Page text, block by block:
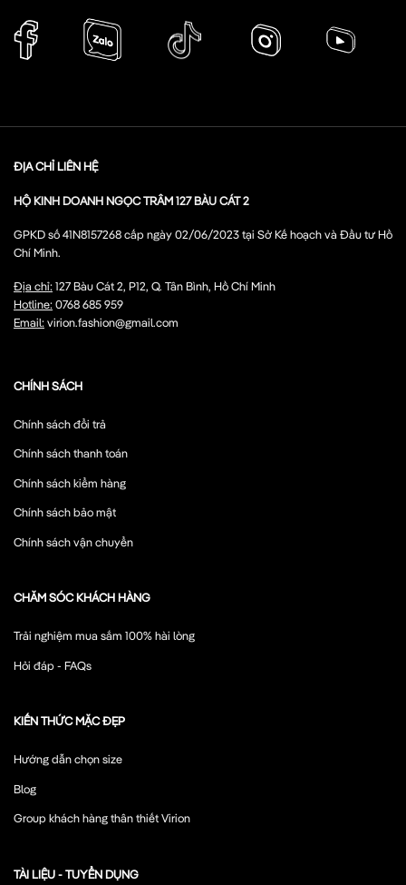
ĐỊA CHỈ LIÊN HỆ
HỘ KINH DOANH NGỌC TRÂM 127 BÀU CÁT 2
GPKD số 41N8157268 cấp ngày 02/06/2023 tại Sở Kế hoạch và Đầu tư Hồ
Chí Minh.
Địa chỉ:127 Bàu Cát 2, P12, Q. Tân Bình, Hồ Chí Minh
Hotline:0768 685 959
Email:virion.fashion@gmail.com
CHÍNH SÁCH
Chính sách đổi trả
Chính sách thanh toán
Chính sách kiểm hàng
Chính sách bảo mật
Chính sách vận chuyển
CHĂM SÓC KHÁCH HÀNG
Trải nghiệm mua sắm 100% hài lòng
Hỏi đáp - FAQs
KIẾN THỨC MẶC ĐẸP
Hướng dẫn chọn size
Blog
Group khách hàng thân thiết Virion
TÀI LIỆU - TUYỂN DỤNG